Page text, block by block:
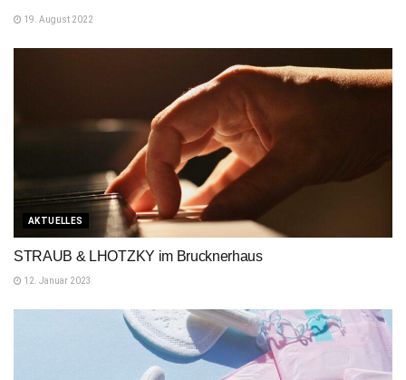
19. August 2022
AKTUELLES
STRAUB & LHOTZKY im Brucknerhaus
12. Januar 2023